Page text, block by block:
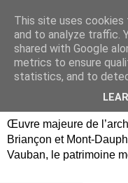
Briançon,
Vauban
Œuvre majeure de
Briançon et Mont-
Vauban, le patrimoine
This site uses
and to analyze traffic.
shared with Google
metrics to ensure
statistics, and to